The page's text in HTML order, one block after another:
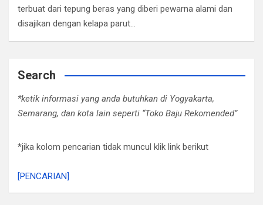
terbuat dari tepung beras yang diberi pewarna alami dan
disajikan dengan kelapa parut…
Search
*ketik informasi yang anda butuhkan di Yogyakarta,
Semarang, dan kota lain seperti “Toko Baju Rekomended”
*jika kolom pencarian tidak muncul klik link berikut
[PENCARIAN]